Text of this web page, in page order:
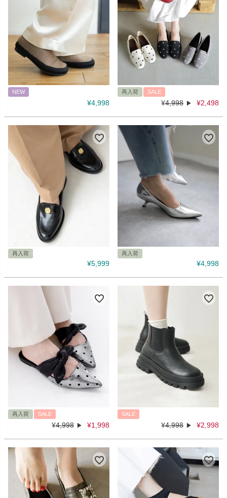
NEW
¥4,998
再入荷 SALE
¥4,998 ¥2,498
再入荷
¥5,999
再入荷
¥4,998
再入荷 SALE
¥4,998 ¥1,998
SALE
¥4,998 ¥2,998